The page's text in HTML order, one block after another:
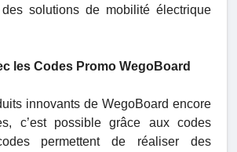
solutions de mobilité électrique
les Codes Promo WegoBoard
innovants de WegoBoard encore
c’est possible grâce aux codes
permettent de réaliser des